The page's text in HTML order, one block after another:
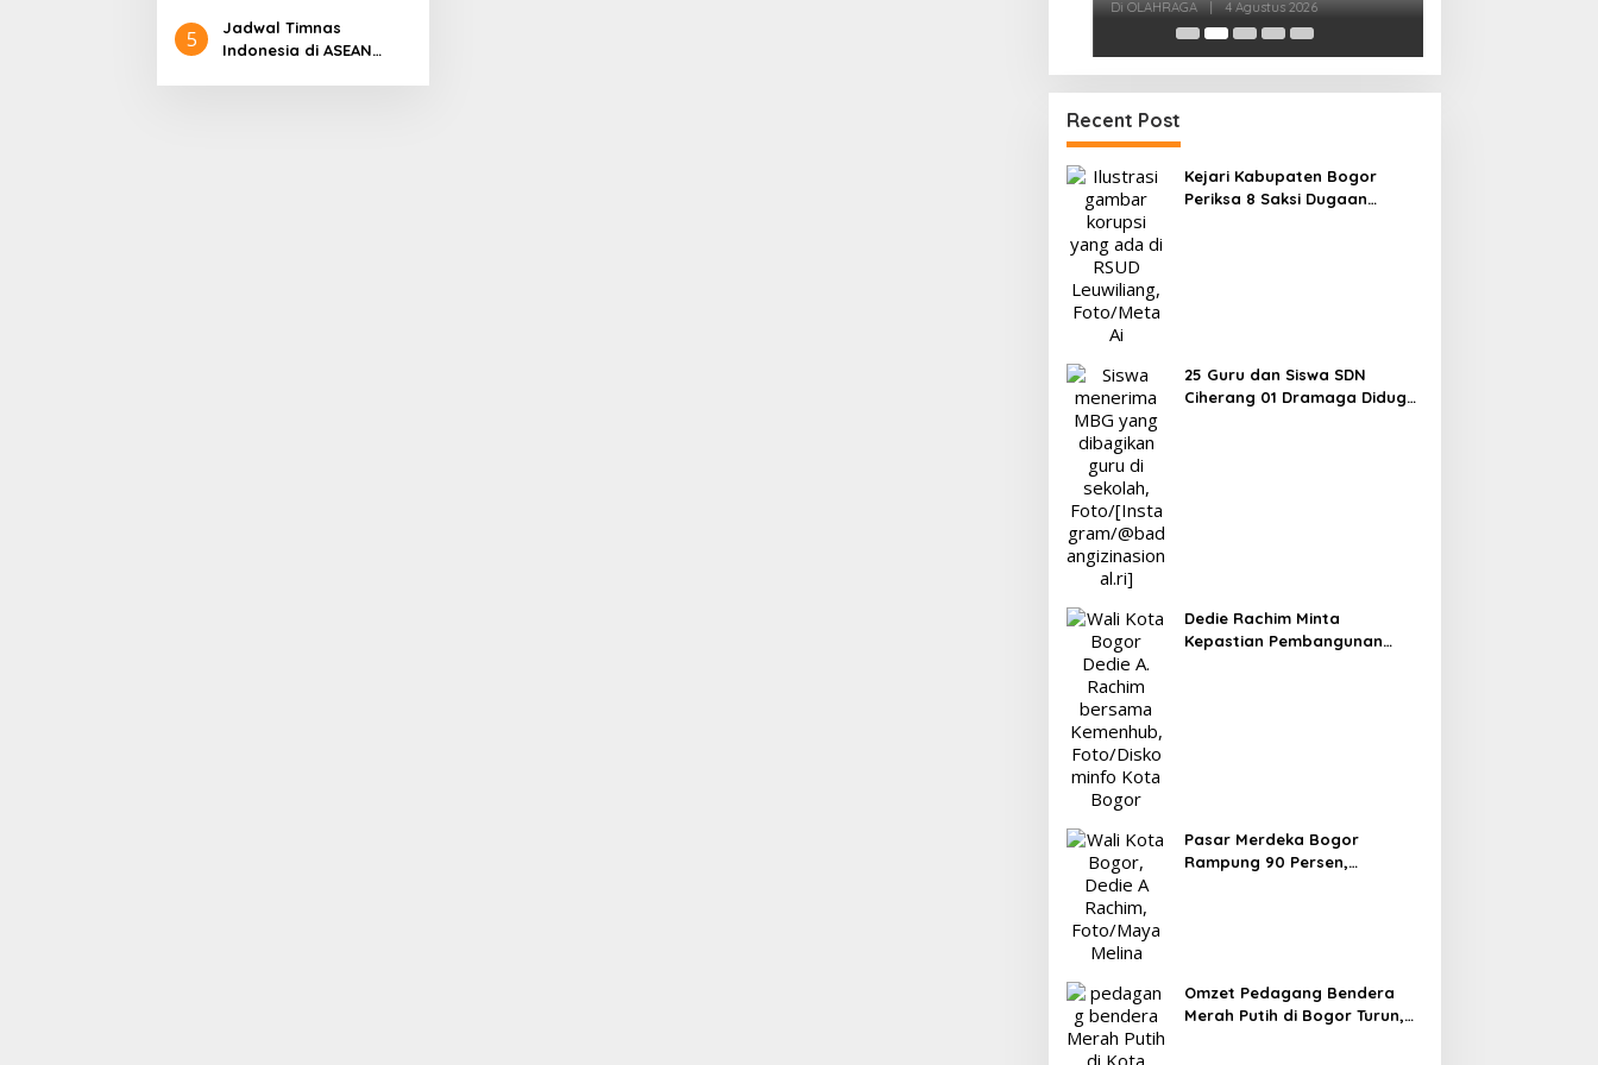
5
Jadwal Timnas
Indonesia di ASEAN
Recent Post
Kejari Kabupaten Bogor
Periksa 8 Saksi Dugaan
25 Guru dan Siswa SDN
Ciherang 01 Dramaga Diduga
Dedie Rachim Minta
Kepastian Pembangunan
Pasar Merdeka Bogor
Rampung 90 Persen,
Omzet Pedagang Bendera
Merah Putih di Bogor Turun,